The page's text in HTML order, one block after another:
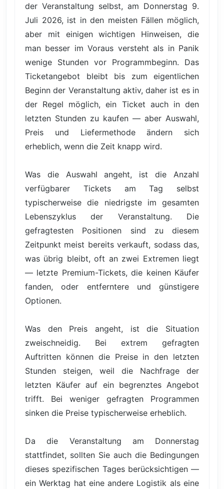
der Veranstaltung selbst, am Donnerstag 9.
Juli 2026, ist in den meisten Fällen möglich,
aber mit einigen wichtigen Hinweisen, die
man besser im Voraus versteht als in Panik
wenige Stunden vor Programmbeginn. Das
Ticketangebot bleibt bis zum eigentlichen
Beginn der Veranstaltung aktiv, daher ist es in
der Regel möglich, ein Ticket auch in den
letzten Stunden zu kaufen — aber Auswahl,
Preis und Liefermethode ändern sich
erheblich, wenn die Zeit knapp wird.
Was die Auswahl angeht, ist die Anzahl
verfügbarer Tickets am Tag selbst
typischerweise die niedrigste im gesamten
Lebenszyklus der Veranstaltung. Die
gefragtesten Positionen sind zu diesem
Zeitpunkt meist bereits verkauft, sodass das,
was übrig bleibt, oft an zwei Extremen liegt
— letzte Premium-Tickets, die keinen Käufer
fanden, oder entferntere und günstigere
Optionen.
Was den Preis angeht, ist die Situation
zweischneidig. Bei extrem gefragten
Auftritten können die Preise in den letzten
Stunden steigen, weil die Nachfrage der
letzten Käufer auf ein begrenztes Angebot
trifft. Bei weniger gefragten Programmen
sinken die Preise typischerweise erheblich.
Da die Veranstaltung am Donnerstag
stattfindet, sollten Sie auch die Bedingungen
dieses spezifischen Tages berücksichtigen —
ein Werktag hat eine andere Logistik als eine